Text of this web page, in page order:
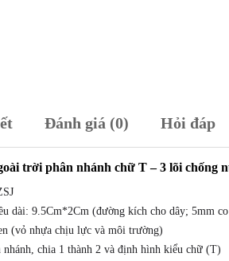
Đánh giá (0) Hỏi đáp
trời phân nhánh chữ T – 3 lõi chống
dài: 9.5Cm*2Cm (đường kích cho dây; 5mm
(vỏ nhựa chịu lực và môi trường)
nhánh, chia 1 thành 2 và định hình kiểu chữ (T)